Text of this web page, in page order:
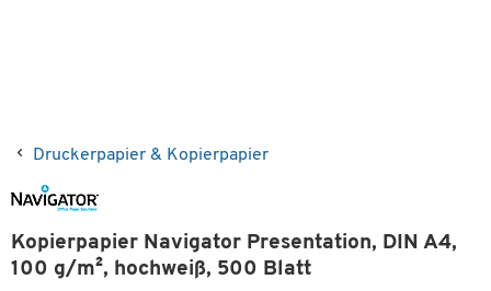
Druckerpapier & Kopierpapier
Kopierpapier Navigator Presentation, DIN A4,
100 g/m², hochweiß, 500 Blatt